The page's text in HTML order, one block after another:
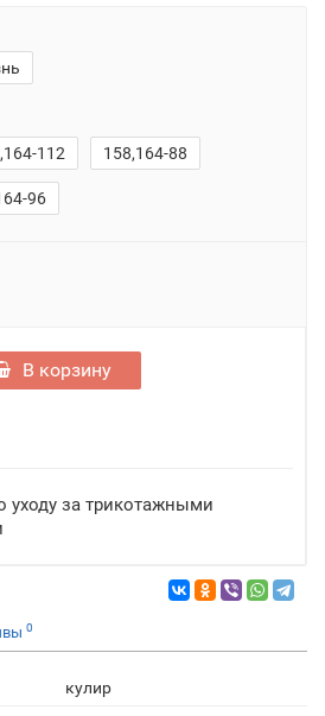
112 158,164-88
96
В корзину
уходу за трикотажными
0
кулир